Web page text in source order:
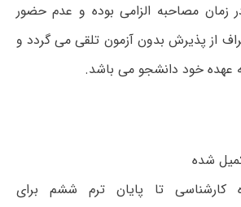
مصاحبه الزامی بوده و عدم حضور
از پذیرش بدون آزمون تلقی می گردد و
عهده خود دانشجو می باشد.
شده
کارشناسی تا پایان ترم ششم برای